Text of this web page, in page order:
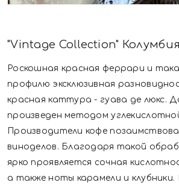
"Vintage Collection"
Роскошная красная феррари и
профилю эксклюзивная
красная каттура - гуава де люкс.
произведен методом
Производители кофе
виноделов. Благодаря такой
ярко проявляется сочная
а также ноты карамели и клубники.